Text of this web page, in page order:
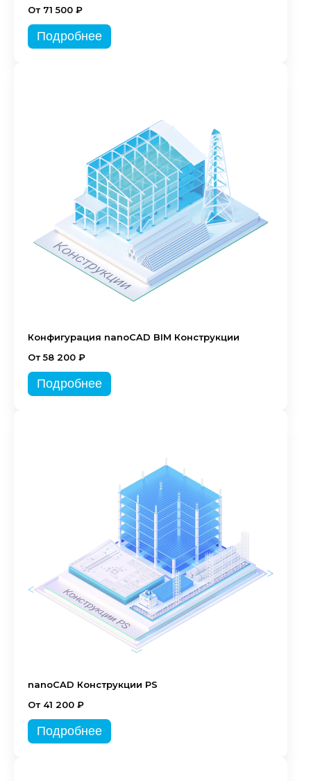
От 71 500 ₽
Подробнее
Конфигурация nanoCAD BIM Конструкции
От 58 200 ₽
Подробнее
nanoCAD Конструкции PS
От 41 200 ₽
Подробнее